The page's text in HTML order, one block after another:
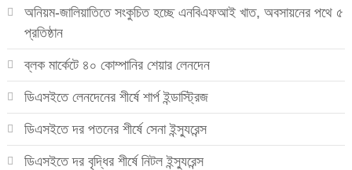
অনিয়ম-জালিয়াতিতে সংকুচিত হচ্ছে এনবিএফআই খাত, অবসায়নের পথে ৫
প্রতিষ্ঠান
ব্লক মার্কেটে ৪০ কোম্পানির শেয়ার লেনদেন
ডিএসইতে লেনদেনের শীর্ষে শার্প ইন্ডাস্ট্রিজ
ডিএসইতে দর পতনের শীর্ষে সেনা ইন্স্যুরেন্স
ডিএসইতে দর বৃদ্ধির শীর্ষে নিটল ইন্স্যুরেন্স